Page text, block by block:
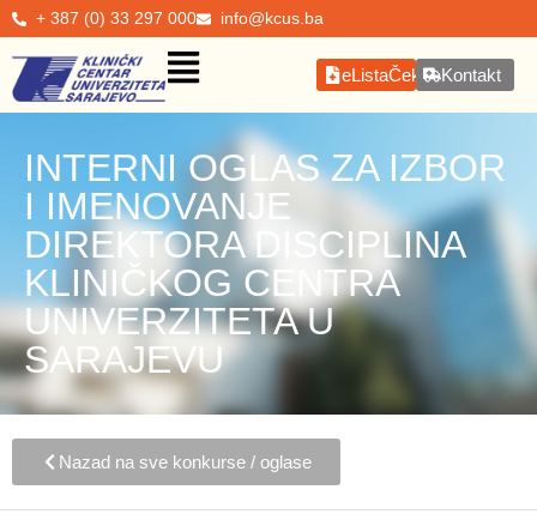
+ 387 (0) 33 297 000 info@kcus.ba
eListaČekanjaKontakt
INTERNI OGLAS ZA IZBOR
I IMENOVANJE
DIREKTORA DISCIPLINA
KLINIČKOG CENTRA
UNIVERZITETA U
SARAJEVU
Nazad na sve konkurse / oglase